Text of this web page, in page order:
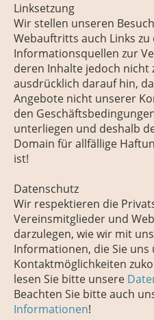
Linksetzung
Wir stellen unseren
Webauftritts auch Links zu
Informationsquellen zur
deren Inhalte jedoch nicht
ausdrücklich darauf hin,
Angebote nicht unserer
den
unterliegen und deshalb
Domain für allfällige
ist!
Datenschutz
Wir respektieren die
Vereinsmitglieder und
darzulegen, wie wir mit
Informationen, die Sie
Kontaktmöglichkeiten
lesen Sie bitte unsere
Beachten Sie bitte auch
Informationen!